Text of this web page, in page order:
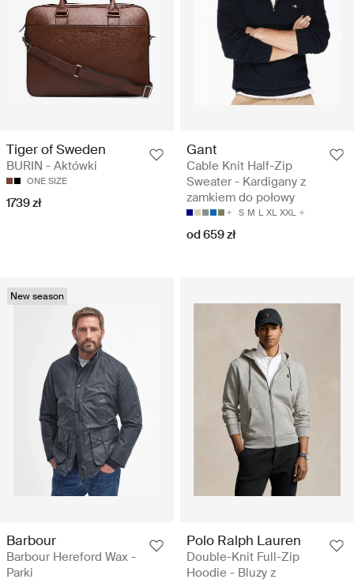
Tiger of Sweden
BURIN - Aktówki
ONE SIZE
1739 zł
Gant
Cable Knit Half-Zip
Sweater - Kardigany z
zamkiem do połowy
S M L XL XXL
od 659 zł
New season
Barbour
Barbour Hereford Wax -
Parki
Polo Ralph Lauren
Double-Knit Full-Zip
Hoodie - Bluzy z